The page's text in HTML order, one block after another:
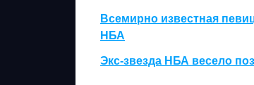
Всемирно известная
НБА
Экс-звезда НБА весело